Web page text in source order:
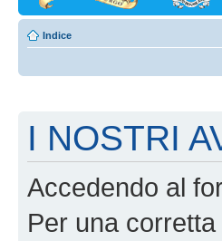
Indice
I NOSTRI
Accedendo al
Per una